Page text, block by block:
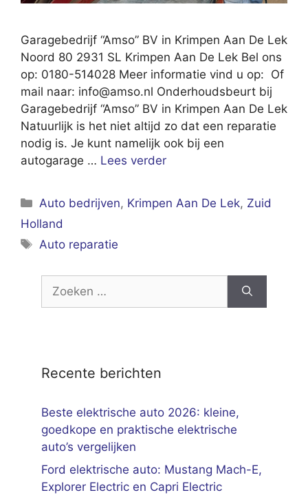
Garagebedrijf “Amso” BV in Krimpen Aan De Lek
Noord 80 2931 SL Krimpen Aan De Lek Bel ons
op: 0180-514028 Meer informatie vind u op: Of
mail naar: info@amso.nl Onderhoudsbeurt bij
Garagebedrijf “Amso” BV in Krimpen Aan De Lek
Natuurlijk is het niet altijd zo dat een reparatie
nodig is. Je kunt namelijk ook bij een
autogarage … Lees verder
Categorieën
Auto bedrijven, Krimpen Aan De Lek, Zuid
Holland
Tags
Auto reparatie
naar:
Recente berichten
Beste elektrische auto 2026: kleine,
goedkope en praktische elektrische
auto’s vergelijken
Ford elektrische auto: Mustang Mach-E,
Explorer Electric en Capri Electric